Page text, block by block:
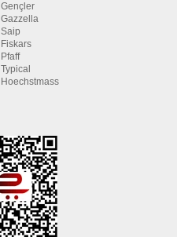
Gençler
Gazzella
Saip
Fiskars
Pfaff
Typical
Hoechstmass